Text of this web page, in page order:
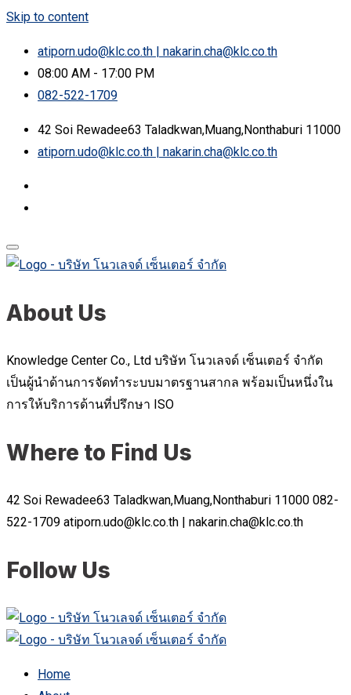
Skip to content
atiporn.udo@klc.co.th | nakarin.cha@klc.co.th
08:00 AM - 17:00 PM
082-522-1709
42 Soi Rewadee63 Taladkwan,Muang,Nonthaburi 11000
atiporn.udo@klc.co.th | nakarin.cha@klc.co.th
About Us
Knowledge Center Co., Ltd บริษัท โนวเลจด์ เซ็นเตอร์ จำกัด
เป็นผู้นำด้านการจัดทำระบบมาตรฐานสากล พร้อมเป็นหนึ่งใน
การให้บริการด้านที่ปรึกษา ISO
Where to Find Us
42 Soi Rewadee63 Taladkwan,Muang,Nonthaburi 11000 082-
522-1709 atiporn.udo@klc.co.th | nakarin.cha@klc.co.th
Follow Us
Home